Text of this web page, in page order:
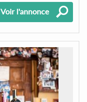
Voir l'annonce